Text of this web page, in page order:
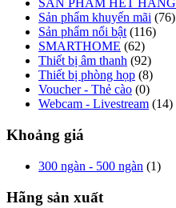
SẢN PHẨM HẾT HÀNG
Sản phẩm khuyến mãi (76)
Sản phẩm nổi bật (116)
SMARTHOME (62)
Thiết bị âm thanh (92)
Thiết bị phòng họp (8)
Voucher - Thẻ cào (0)
Webcam - Livestream (14)
Khoảng giá
300 ngàn - 500 ngàn (1)
Hãng sản xuất